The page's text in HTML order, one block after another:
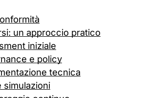
un approccio pratico
iniziale
e policy
tecnica
simulazioni